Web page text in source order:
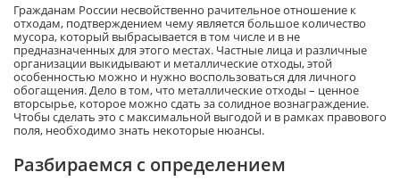
Гражданам России несвойственно рачительное отношение к
отходам, подтверждением чему является большое количество
мусора, который выбрасывается в том числе и в не
предназначенных для этого местах. Частные лица и различные
организации выкидывают и металлические отходы, этой
особенностью можно и нужно воспользоваться для личного
обогащения. Дело в том, что металлические отходы – ценное
вторсырье, которое можно сдать за солидное вознаграждение.
Чтобы сделать это с максимальной выгодой и в рамках правового
поля, необходимо знать некоторые нюансы.
Разбираемся с определением